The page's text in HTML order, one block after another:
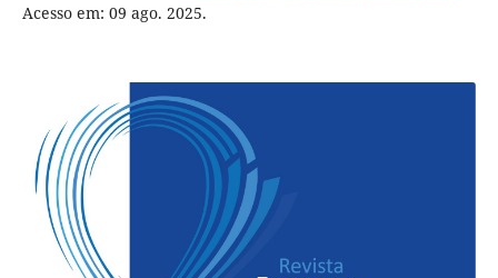
Acesso em: 09 ago. 2025.